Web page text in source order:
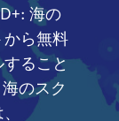
海の
ら無料
ること
のスク